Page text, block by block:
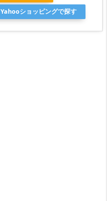
Yahooショッピングで探す